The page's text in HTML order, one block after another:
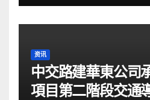
资讯
中交路建華東公司
項目第二階段交通